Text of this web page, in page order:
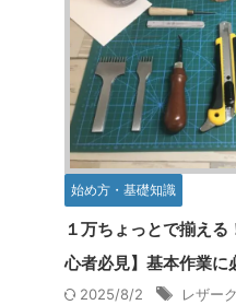
始め方・基礎知識
１万ちょっとで揃え
心者必見】基本作業に
2025/8/2 レザー